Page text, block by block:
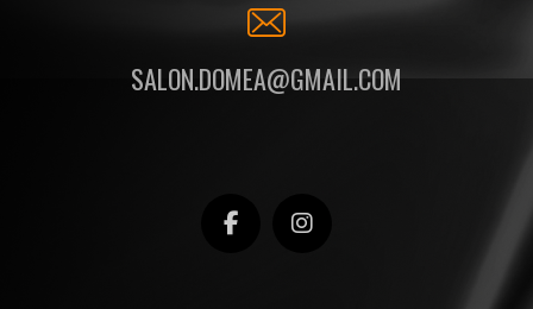
SALON.DOMEA@GMAIL.COM